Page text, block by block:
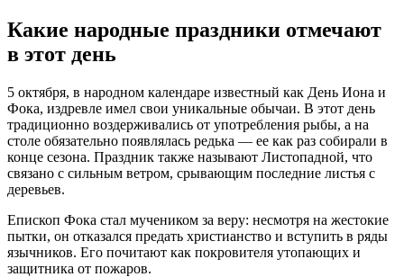
Какие народные праздники отмечают
в этот день
5 октября, в народном календаре известный как День Иона и
Фока, издревле имел свои уникальные обычаи. В этот день
традиционно воздерживались от употребления рыбы, а на
столе обязательно появлялась редька — ее как раз собирали в
конце сезона. Праздник также называют Листопадной, что
связано с сильным ветром, срывающим последние листья с
деревьев.
Епископ Фока стал мучеником за веру: несмотря на жестокие
пытки, он отказался предать христианство и вступить в ряды
язычников. Его почитают как покровителя утопающих и
защитника от пожаров.